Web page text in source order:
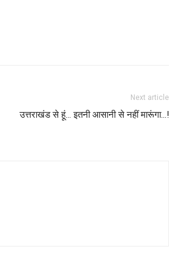
Next article
उत्तराखंड से हूं… इतनी आसानी से नहीं मारूंगा…!